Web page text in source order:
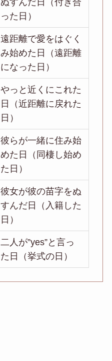
ぬすんだ日（付き合
った日）
遠距離で愛をはぐく
み始めた日（遠距離
になった日）
やっと近くにこれた
日（近距離に戻れた
日）
彼らが一緒に住み始
めた日（同棲し始め
た日）
彼女が彼の苗字をぬ
すんだ日（入籍した
日）
二人が”yes”と言っ
た日（挙式の日）